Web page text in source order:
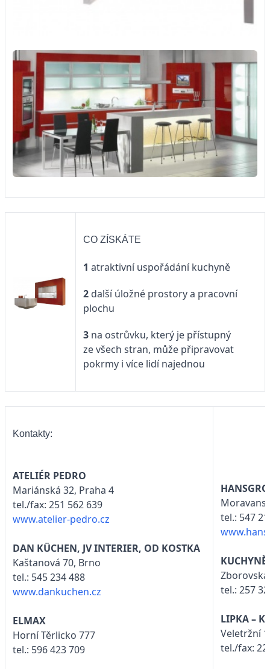
CO ZÍSKÁTE
1 atraktivní uspořádání kuchyně
2 další úložné prostory a pracovní
plochu
3 na ostrůvku, který je přístupný
ze všech stran, může připravovat
pokrmy i více lidí najednou
Kontakty:
ATELIÉR PEDRO
Mariánská 32, Praha 4
tel./fax: 251 562 639
www.atelier-pedro.cz
DAN KÜCHEN, JV INTERIER, OD KOSTKA
Kaštanová 70, Brno
tel.: 545 234 488
www.dankuchen.cz
ELMAX
Horní Těrlicko 777
tel.: 596 423 709
tel.: 547
tel.: 257
LIPKA –
Veletržní
tel./fax: